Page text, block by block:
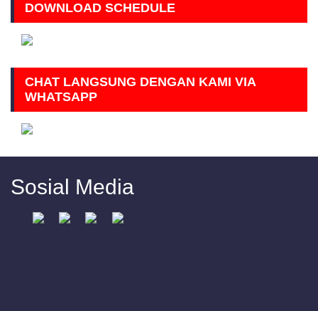
DOWNLOAD SCHEDULE
CHAT LANGSUNG DENGAN KAMI VIA
WHATSAPP
Sosial Media